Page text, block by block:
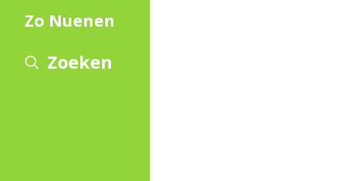
Zo Nuenen
Zoeken